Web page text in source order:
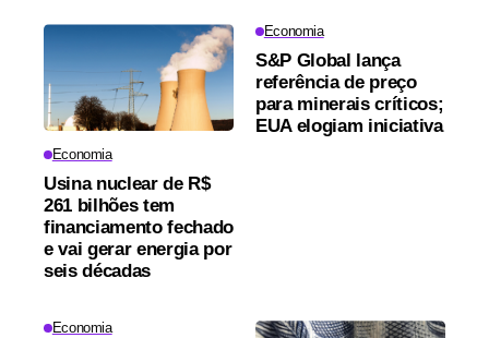
Economia
Usina nuclear de R$
261 bilhões tem
financiamento fechado
e vai gerar energia por
seis décadas
Economia
S&P Global lança
referência de preço
para minerais críticos;
EUA elogiam iniciativa
Economia